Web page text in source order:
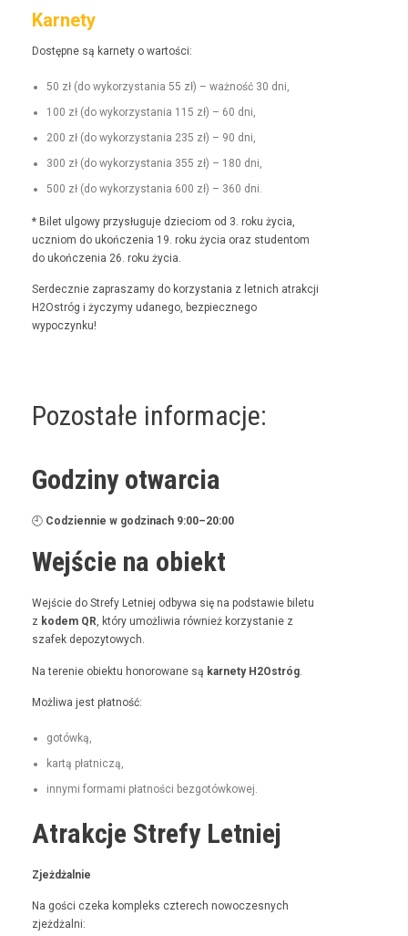
Karnety
Dostęp­ne są kar­ne­ty o wartości:
50 zł (do wyko­rzys­ta­nia 55 zł) – ważność 30 dni,
100 zł (do wyko­rzys­ta­nia 115 zł) – 60 dni,
200 zł (do wyko­rzys­ta­nia 235 zł) – 90 dni,
300 zł (do wyko­rzys­ta­nia 355 zł) – 180 dni,
500 zł (do wyko­rzys­ta­nia 600 zł) – 360 dni.
* Bilet ulgo­wy przysługu­je dzieciom od 3. roku życia,
uczniom do ukończenia 19. roku życia oraz stu­den­tom
do ukończenia 26. roku życia.
Serdecznie zaprasza­my do korzys­ta­nia z let­nich atrakcji
H2Ostróg i życzymy udanego, bez­piecznego
wypoczynku!
Pozostałe informacje:
Godziny otwarcia
🕘 Codzi­en­nie w godz­i­nach 9:00–20:00
Wejście na obiekt
Wejś­cie do Stre­fy Let­niej odby­wa się na pod­staw­ie bile­tu
z kodem QR, który umożli­wia również korzys­tanie z
szafek depozytowych.
Na tere­nie obiek­tu hon­orowane są kar­ne­ty H2Ostróg
Możli­wa jest płatność:
gotówką,
kartą płat­niczą,
inny­mi for­ma­mi płat­noś­ci bezgotówkowej.
Atrakcje Strefy Letniej
Zjeżdżal­nie
Na goś­ci czeka kom­pleks czterech nowoczes­nych
zjeżdżalni: